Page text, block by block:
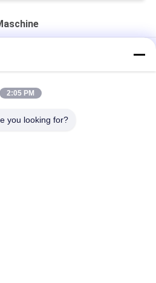
der Serie Pry-J für die
2:05 PM
you looking for?